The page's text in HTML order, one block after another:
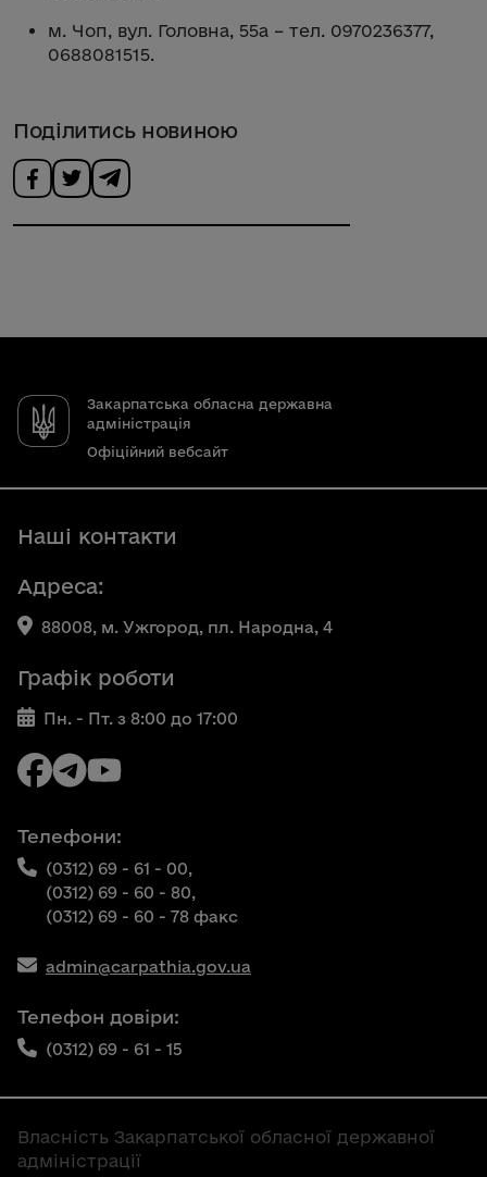
м. Чоп, вул. Головна, 55а – тел. 0970236377,
0688081515.
Поділитись новиною
Закарпатська обласна державна
адміністрація
Офіційний вебсайт
Наші контакти
Адреса:
88008, м. Ужгород, пл. Народна, 4
Графік роботи
Пн. - Пт. з 8:00 до 17:00
Телефони:
(0312) 69 - 61 - 00,
(0312) 69 - 60 - 80,
(0312) 69 - 60 - 78 факс
admin@carpathia.gov.ua
Телефон довіри:
(0312) 69 - 61 - 15
Власність Закарпатської обласної державної
адміністрації